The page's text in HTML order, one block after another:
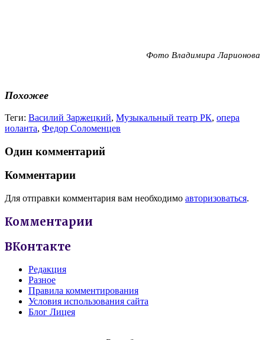
Фото Владимира Ларионова
Похожее
Теги: Василий Заржецкий, Музыкальный театр РК, опера
иоланта, Федор Соломенцев
Один комментарий
Комментарии
Для отправки комментария вам необходимо авторизоваться.
Комментарии
ВКонтакте
Редакция
Разное
Правила комментирования
Условия использования сайта
Блог Лицея